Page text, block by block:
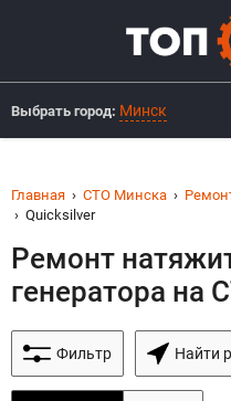
Выбрать город: Минск
Главная СТО Минска
Quicksilver
Ремонт
генератора на
Фильтр Найти